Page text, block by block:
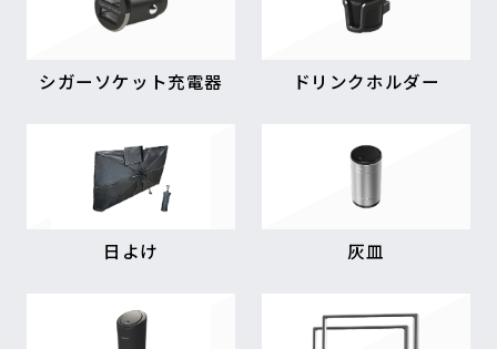
シガーソケット充電器 ドリンクホルダー
日よけ 灰皿